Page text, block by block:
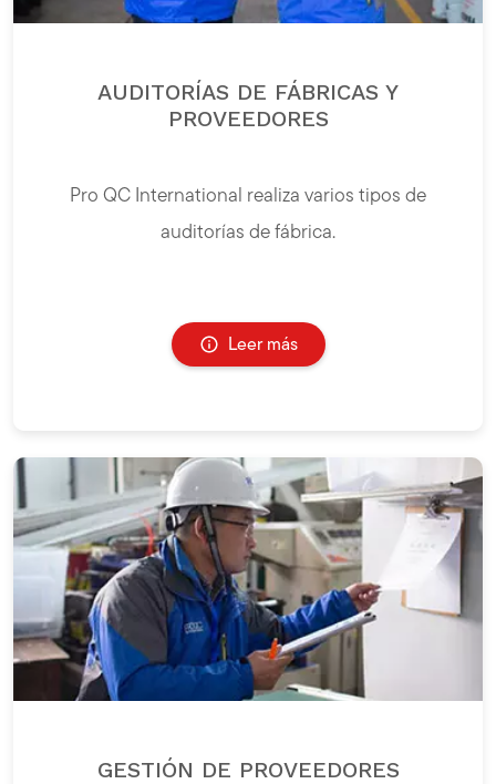
AUDITORÍAS DE FÁBRICAS Y
PROVEEDORES
Pro QC International realiza varios tipos de
auditorías de fábrica.
Leer más
GESTIÓN DE PROVEEDORES